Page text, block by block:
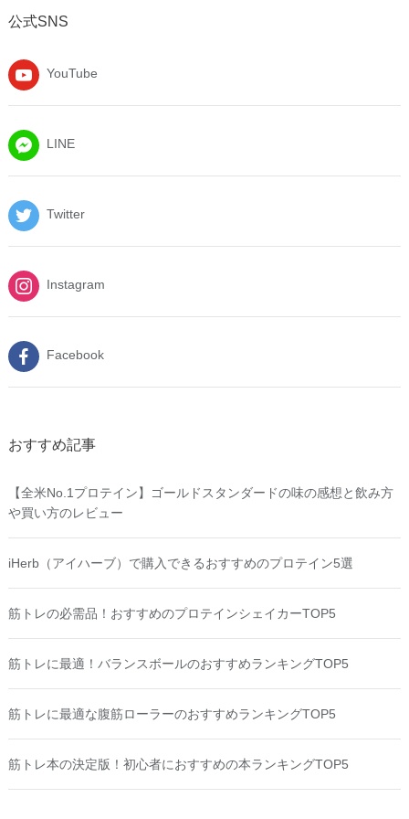
公式SNS
YouTube
LINE
Twitter
Instagram
Facebook
おすすめ記事
【全米No.1プロテイン】ゴールドスタンダードの味の感想と飲み方
や買い方のレビュー
iHerb（アイハーブ）で購入できるおすすめのプロテイン5選
筋トレの必需品！おすすめのプロテインシェイカーTOP5
筋トレに最適！バランスボールのおすすめランキングTOP5
筋トレに最適な腹筋ローラーのおすすめランキングTOP5
筋トレ本の決定版！初心者におすすめの本ランキングTOP5